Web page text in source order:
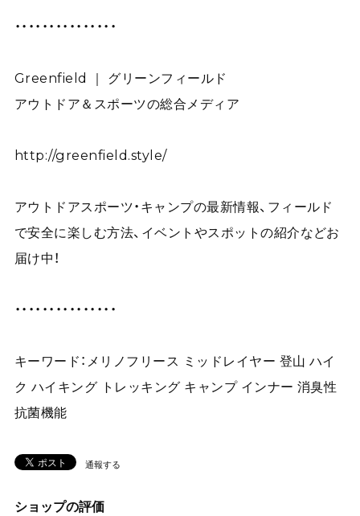
・・・・・・・・・・・・・・・
Greenfield ｜ グリーンフィールド
アウトドア＆スポーツの総合メディア
http://greenfield.style/
アウトドアスポーツ・キャンプの最新情報、フィールド
で安全に楽しむ方法、イベントやスポットの紹介などお
届け中！
・・・・・・・・・・・・・・・
キーワード：メリノフリース ミッドレイヤー 登山 ハイ
ク ハイキング トレッキング キャンプ インナー 消臭性
抗菌機能
通報する
ショップの評価